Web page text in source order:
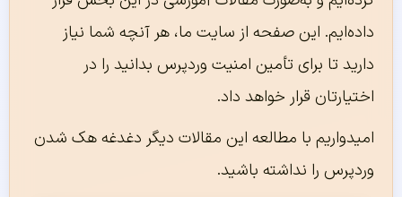
داده‌ایم. این صفحه از سایت ما، هر آنچه شما نیاز
دارید تا برای تأمین امنیت وردپرس بدانید را در
اختیارتان قرار خواهد داد.
امیدواریم با مطالعه این مقالات دیگر دغدغه هک شدن
وردپرس را نداشته باشید.